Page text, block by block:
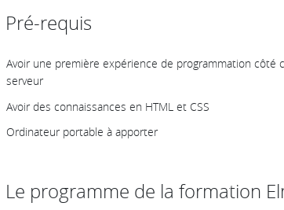
Pré-requis
Avoir une première expérience de programmation côté
serveur
Avoir des connaissances en HTML et CSS
Ordinateur portable à apporter
Le programme de la formation